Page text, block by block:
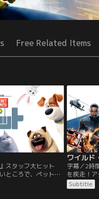
Free Related Items
スタッフ大ヒット
ところで、ペットは
…誰もが楽しめる、
了する感動のストー
字幕／2時
を疾走！
えるぶっち
スで娘と暮
Subtitle